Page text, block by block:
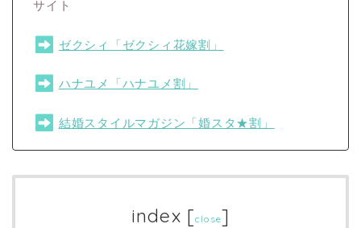
サイト
ゼクシィ「ゼクシィ花嫁割」
ハナユメ「ハナユメ割」
結婚スタイルマガジン「婚スタ★割」
index [close]